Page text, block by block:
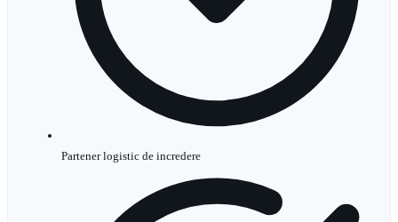
Partener logistic de incredere